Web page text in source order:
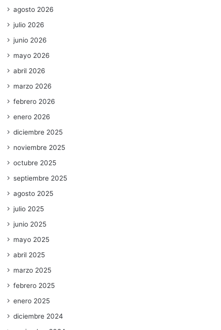
agosto 2026
julio 2026
junio 2026
mayo 2026
abril 2026
marzo 2026
febrero 2026
enero 2026
diciembre 2025
noviembre 2025
octubre 2025
septiembre 2025
agosto 2025
julio 2025
junio 2025
mayo 2025
abril 2025
marzo 2025
febrero 2025
enero 2025
diciembre 2024